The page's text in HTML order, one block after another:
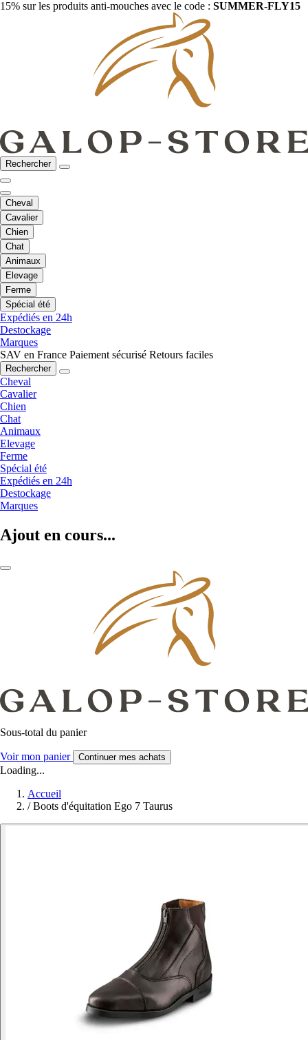
15% sur les produits anti-mouches avec le code : SUMMER-FLY15
Rechercher
Cheval
Cavalier
Chien
Chat
Animaux
Elevage
Ferme
Spécial été
Expédiés en 24h
Destockage
Marques
SAV en France Paiement sécurisé Retours faciles
Rechercher
Cheval
Cavalier
Chien
Chat
Animaux
Elevage
Ferme
Spécial été
Expédiés en 24h
Destockage
Marques
Ajout en cours...
Sous-total du panier
Voir mon panier Continuer mes achats
Loading...
Accueil
/ Boots d'équitation Ego 7 Taurus